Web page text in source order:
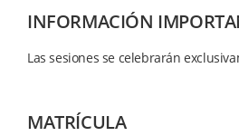
INFORMACIÓN
Las sesiones se celebrarán
MATRÍCULA